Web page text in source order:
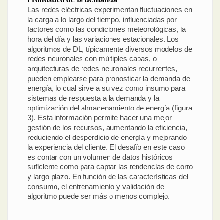
Las redes eléctricas experimentan fluctuaciones en
la carga a lo largo del tiempo, influenciadas por
factores como las condiciones meteorológicas, la
hora del día y las variaciones estacionales. Los
algoritmos de DL, típicamente diversos modelos de
redes neuronales con múltiples capas, o
arquitecturas de redes neuronales recurrentes,
pueden emplearse para pronosticar la demanda de
energía, lo cual sirve a su vez como insumo para
sistemas de respuesta a la demanda y la
optimización del almacenamiento de energía (figura
3). Esta información permite hacer una mejor
gestión de los recursos, aumentando la eficiencia,
reduciendo el desperdicio de energía y mejorando
la experiencia del cliente. El desafío en este caso
es contar con un volumen de datos históricos
suficiente como para captar las tendencias de corto
y largo plazo. En función de las características del
consumo, el entrenamiento y validación del
algoritmo puede ser más o menos complejo.